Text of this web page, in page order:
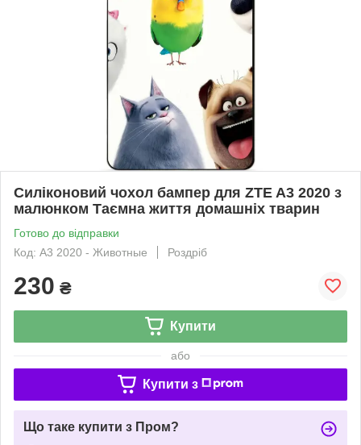
Силіконовий чохол бампер для ZTE A3 2020 з
малюнком Таємна життя домашніх тварин
Готово до відправки
Код: A3 2020 - Животные
Роздріб
230 ₴
Купити
або
Купити з
Що таке купити з Пром?